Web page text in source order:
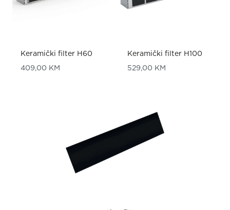
Keramički filter H60
409,00 KM
Keramički filter H100
529,00 KM